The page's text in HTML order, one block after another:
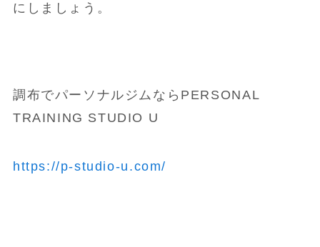
にしましょう。
調布でパーソナルジムならPERSONAL
TRAINING STUDIO U
https://p-studio-u.com/